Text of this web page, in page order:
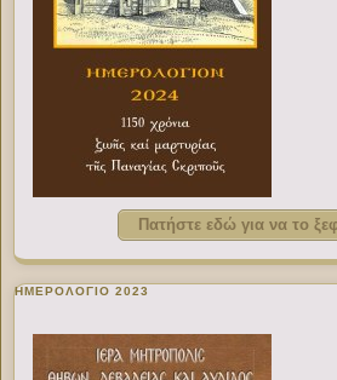
Πατήστε εδώ για να το
ΗΜΕΡΟΛΟΓΙΟ 2023